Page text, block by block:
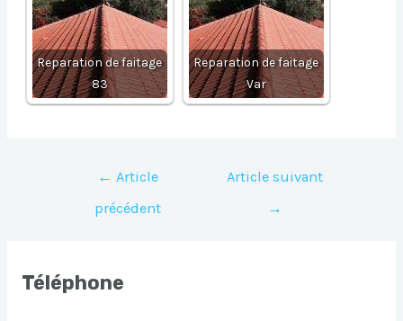
Reparation de faitage
83
Reparation de faitage
Var
Navigation
l’article
← Article
précédent
Article suivant
→
Téléphone